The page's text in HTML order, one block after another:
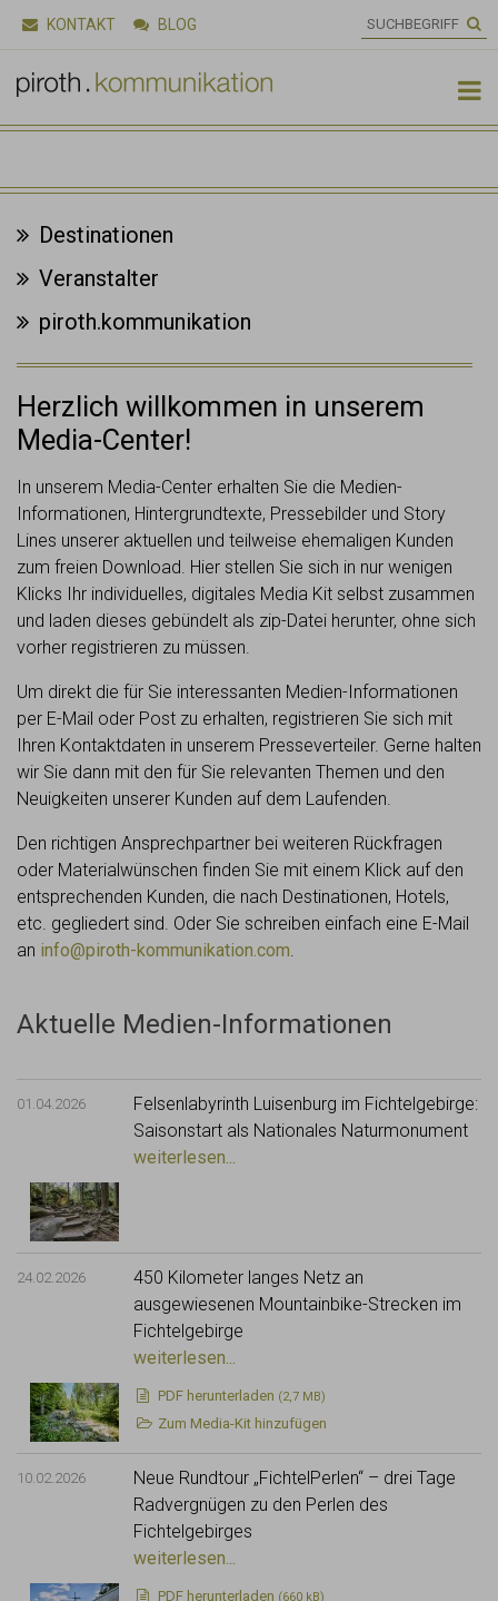
KONTAKT BLOG 
Destinationen
Veranstalter
piroth.kommunikation
Herzlich willkommen in unserem
Media-Center!
In unserem Media-Center erhalten Sie die Medien-
Informationen, Hintergrundtexte, Pressebilder und Story
Lines unserer aktuellen und teilweise ehemaligen Kunden
zum freien Download. Hier stellen Sie sich in nur wenigen
Klicks Ihr individuelles, digitales Media Kit selbst zusammen
und laden dieses gebündelt als zip-Datei herunter, ohne sich
vorher registrieren zu müssen.
Um direkt die für Sie interessanten Medien-Informationen
per E-Mail oder Post zu erhalten, registrieren Sie sich mit
Ihren Kontaktdaten in unserem Presseverteiler. Gerne halten
wir Sie dann mit den für Sie relevanten Themen und den
Neuigkeiten unserer Kunden auf dem Laufenden.
Den richtigen Ansprechpartner bei weiteren Rückfragen
oder Materialwünschen finden Sie mit einem Klick auf den
entsprechenden Kunden, die nach Destinationen, Hotels,
etc. gegliedert sind. Oder Sie schreiben einfach eine E-Mail
an info@piroth-kommunikation.com.
Aktuelle Medien-Informationen
01.04.2026
Felsenlabyrinth Luisenburg im Fichtelgebirge:
Saisonstart als Nationales Naturmonument
weiterlesen...
24.02.2026
450 Kilometer langes Netz an
ausgewiesenen Mountainbike-Strecken im
Fichtelgebirge
weiterlesen...
PDF herunterladen (2,7 MB)
Zum Media-Kit hinzufügen
10.02.2026
Neue Rundtour „FichtelPerlen“ – drei Tage
Radvergnügen zu den Perlen des
Fichtelgebirges
weiterlesen...
PDF herunterladen (660 kB)